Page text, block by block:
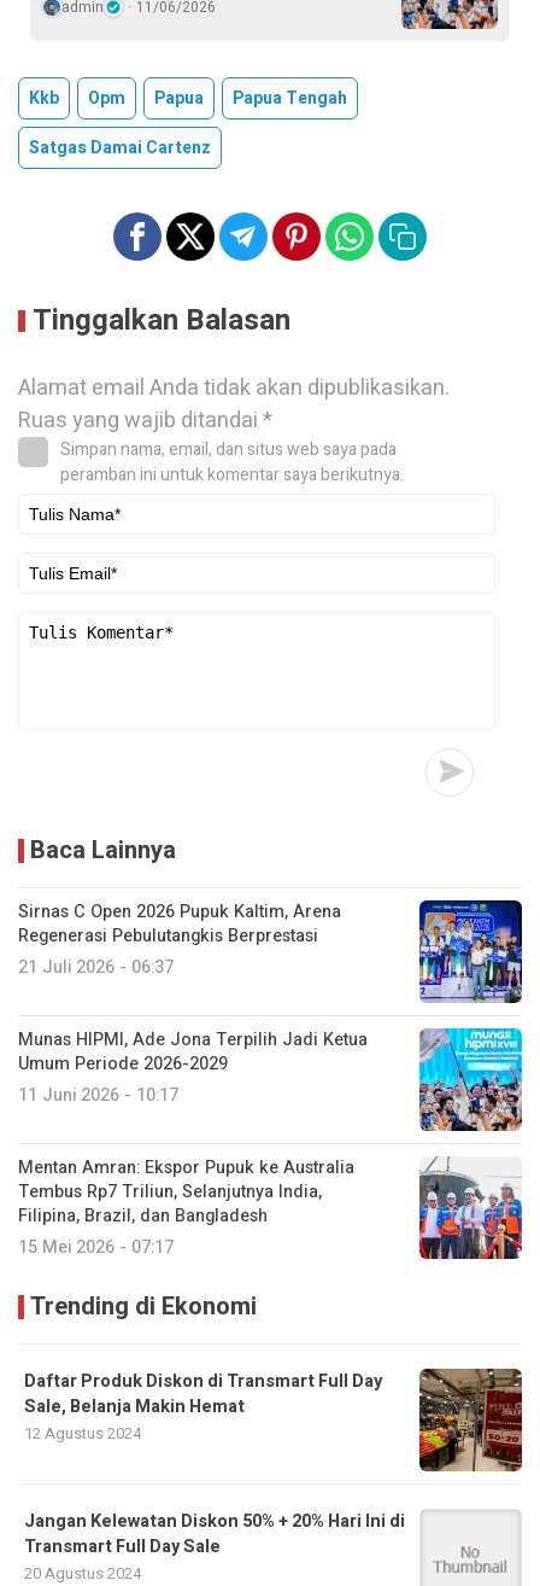
admin 11/06/2026
Kkb Opm Papua
Papua Tengah
Satgas Damai Cartenz
Tinggalkan Balasan
Alamat email Anda tidak akan dipublikasikan.
Ruas yang wajib ditandai*
Simpan nama, email, dan situs web saya pada
peramban ini untuk komentar saya berikutnya.
Baca Lainnya
Sirnas C Open 2026 Pupuk Kaltim, Arena
Regenerasi Pebulutangkis Berprestasi
21 Juli 2026 - 06:37
Munas HIPMI, Ade Jona Terpilih Jadi Ketua
Umum Periode 2026-2029
11 Juni 2026 - 10:17
Mentan Amran: Ekspor Pupuk ke Australia
Tembus Rp7 Triliun, Selanjutnya India,
Filipina, Brazil, dan Bangladesh
15 Mei 2026 - 07:17
Trending di Ekonomi
Daftar Produk Diskon di Transmart Full Day
Sale, Belanja Makin Hemat
12 Agustus 2024
Jangan Kelewatan Diskon 50% + 20% Hari Ini di
Transmart Full Day Sale
20 Agustus 2024